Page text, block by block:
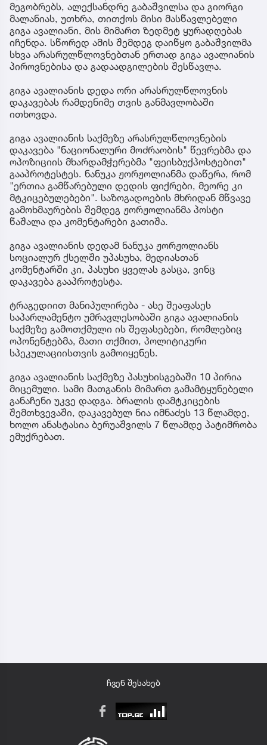
მეგობრებს, ალექსანდრე გაბაშვილსა და გიორგი
მალანიას, უთხრა, თითქოს მისი მასწავლებელი
გიგა ავალიანი, მის მიმართ ზედმეტ ყურადღებას
იჩენდა. სწორედ ამის შემდეგ დაიწყო გაბაშვილმა
სხვა არასრულწლოვნებთან ერთად გიგა ავალიანის
პიროვნებისა და გადაადგილების შესწავლა.
გიგა ავალიანის დედა ორი არასრულწლოვნის
დაკავებას რამდენიმე თვის განმავლობაში
ითხოვდა.
გიგა ავალიანის საქმეზე არასრულწლოვნების
დაკავება "ნაციონალური მოძრაობის" წევრებმა და
ოპოზიციის მხარდამჭერებმა "ფეისბუქპოსტებით"
გააპროტესტეს. ნანუკა ჟორჟოლიანმა დაწერა, რომ
"ერთია გამწარებული დედის ფიქრები, მეორე კი
მტკიცებულებები". საზოგადოების მხრიდან მწვავე
გამოხმაურების შემდეგ ჟორჟოლიანმა პოსტი
წაშალა და კომენტარები გათიშა.
გიგა ავალიანის დედამ ნანუკა ჟორჟოლიანს
სოციალურ ქსელში უპასუხა, მედიასთან
კომენტარში კი, პასუხი ყველას გასცა, ვინც
დაკავება გააპროტესტა.
ტრაგედიით მანიპულირება - ასე შეაფასეს
საპარლამენტო უმრავლესობაში გიგა ავალიანის
საქმეზე გამოთქმული ის შეფასებები, რომლებიც
ოპონენტებმა, მათი თქმით, პოლიტიკური
სპეკულაციისთვის გამოიყენეს.
გიგა ავალიანის საქმეზე პასუხისგებაში 10 პირია
მიცემული. სამი მათგანის მიმართ გამამტყუნებელი
განაჩენი უკვე დადგა. ბრალის დამტკიცების
შემთხვევაში, დაკავებულ ნია იმნაძეს 13 წლამდე,
ხოლო ანასტასია ბერუაშვილს 7 წლამდე პატიმრობა
ემუქრებათ.
ჩვენ შესახებ